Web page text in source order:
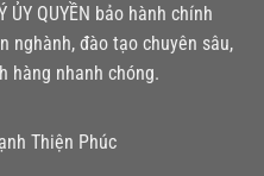
QUYỀN bảo hành chính
nghành, đào tạo chuyên sâu,
hàng nhanh chóng.
Thiện Phúc